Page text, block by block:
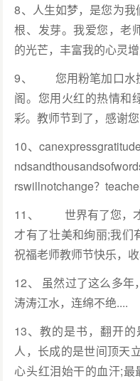
8、人生如梦，是您为
根、发芽。我爱您，老
的光芒，丰富我的心灵
9、 您用粉笔加口水
阁。您用火红的热情和
彩。教师节到了，感谢您
10、​
rswillnotchange？
11、 世界有了您，才
才有了壮美和绚丽;我们
祝福老师教师节快乐，
12、 虽然过了这么多年
涛涛江水，连绵不绝....
13、教的是书，翻开
人，长成的是世间顶天
心头红泪始干的血汗;